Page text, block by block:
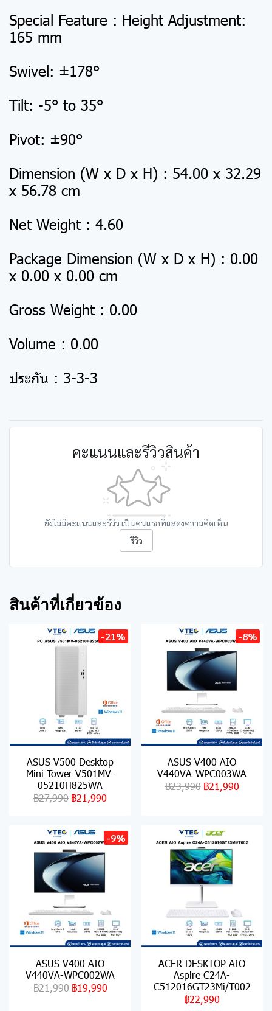
Special Feature : Height Adjustment:
165 mm
Swivel: ±178°
Tilt: -5° to 35°
Pivot: ±90°
Dimension (W x D x H) : 54.00 x 32.29
x 56.78 cm
Net Weight : 4.60
Package Dimension (W x D x H) : 0.00
x 0.00 x 0.00 cm
Gross Weight : 0.00
Volume : 0.00
ประกัน : 3-3-3
คะแนนและรีวิวสินค้า
ยังไม่มีคะแนนและรีวิว เป็นคนแรกที่แสดงความคิดเห็น
รีวิว
สินค้าที่เกี่ยวข้อง
-21%
ASUS V500 Desktop
Mini Tower V501MV-
05210H825WA
฿27,990 ฿21,990
-8%
ASUS V400 AIO
V440VA-WPC003WA
฿23,990 ฿21,990
-9%
ASUS V400 AIO
V440VA-WPC002WA
฿21,990 ฿19,990
ACER DESKTOP AIO
Aspire C24A-
C512016GT23Mi/T002
฿22,990